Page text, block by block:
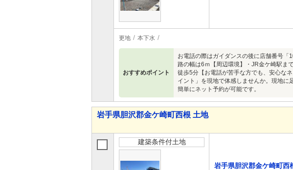
更地 本下水
おすすめポイント
お電話の際はガイダンスの後に店舗番号
路の幅は6ｍ【周辺環境】・JR金ケ崎駅ま
徒歩5分【お電話が苦手な方でも、安心な
イント」を現地で体感しませんか。現地に
簡単にネット予約が可能です。
岩手県胆沢郡金ケ崎町西根 土地
建築条件付土地
岩手県胆沢郡金ケ崎町西